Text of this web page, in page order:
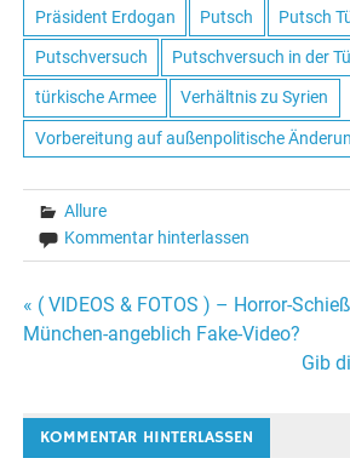
Präsident Erdogan Putsch Putsch
Putschversuch Putschversuch in der
türkische Armee Verhältnis zu Syrien
Vorbereitung auf außenpolitische
Allure
Kommentar hinterlassen
Beitrags-
« ( VIDEOS & FOTOS ) – Horror-
München-angeblich Fake-Video?
Gib
KOMMENTAR HINTERLASSEN